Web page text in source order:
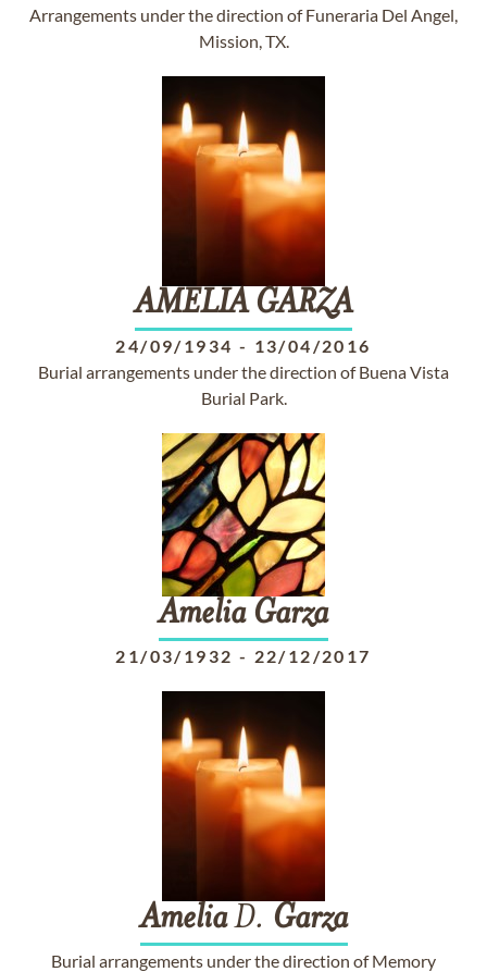
Arrangements under the direction of Funeraria Del Angel,
Mission, TX.
AMELIA GARZA
24/09/1934 - 13/04/2016
Burial arrangements under the direction of Buena Vista
Burial Park.
Amelia Garza
21/03/1932 - 22/12/2017
AmeliaD. Garza
Burial arrangements under the direction of Memory